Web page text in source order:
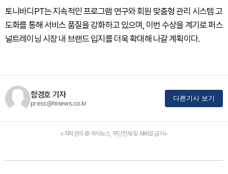
토니바디PT는 지속적인 프로그램 연구와 회원 맞춤형 관리 시스템 고
도화를 통해 서비스 품질을 강화하고 있으며, 이번 수상을 계기로 퍼스
널트레이닝 시장 내 브랜드 입지를 더욱 확대해 나갈 계획이다.
함경호 기자
press@hinews.co.kr
다른기사 보기
<저작권자 © 하이뉴스, 무단전재 및 재배포 금지>